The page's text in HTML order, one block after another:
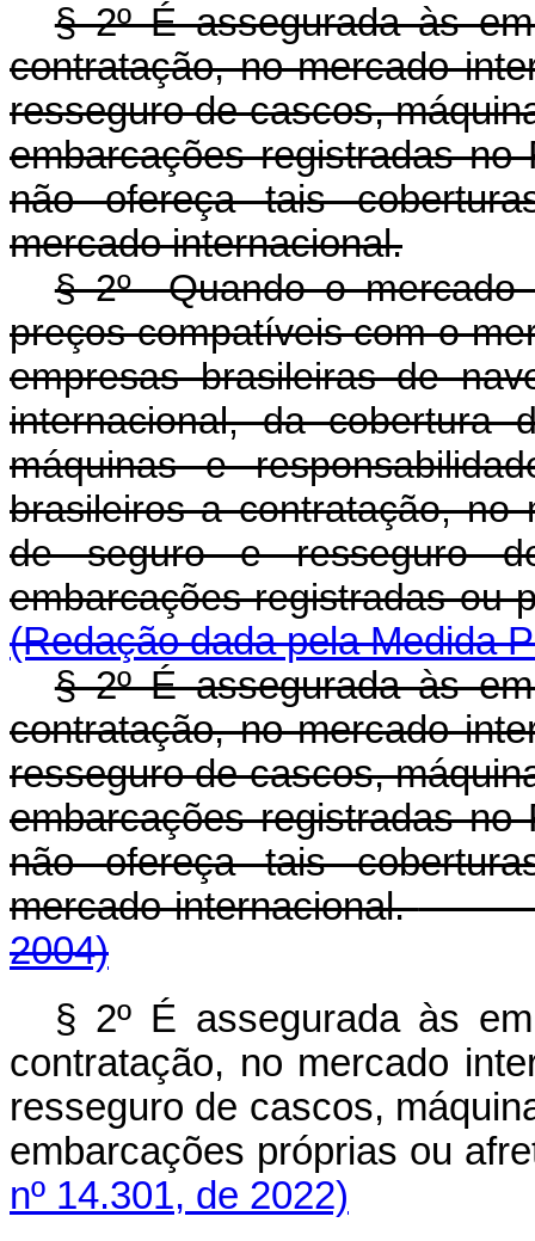
§ 2º É assegurada às
contratação, no mercado
resseguro de cascos,
embarcações registradas
não ofereça tais
mercado internacional.
§ 2º Quando o mercado
preços compatíveis com o
empresas brasileiras de
internacional, da cobertura
máquinas e
brasileiros a contratação, no
de seguro e resseguro
embarcações registradas ou
(Redação dada pela Medida
§ 2º É assegurada às
contratação, no mercado
resseguro de cascos,
embarcações registradas
não ofereça tais
mercado internacional.
2004)
§ 2º É assegurada às
contratação, no mercado
resseguro de cascos,
embarcações próprias
nº 14.301, de 2022)